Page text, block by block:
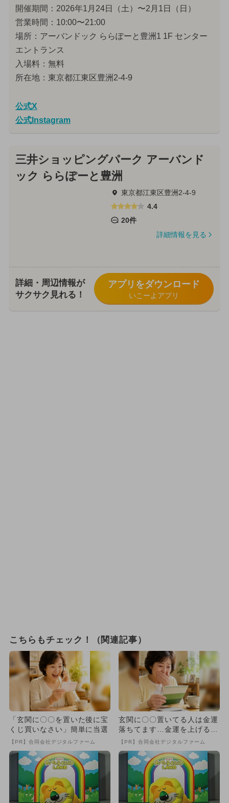
開催期間：2026年1月24日（土）〜2月1日（日）
営業時間：10:00〜21:00
場所：アーバンドック ららぽーと豊洲1 1F センター
エントランス
入場料：無料
所在地：東京都江東区豊洲2-4-9
公式X
公式Instagram
三井ショッピングパーク アーバンド
ック ららぽーと豊洲
東京都江東区豊洲2-4-9
4.4
20件
詳細情報を見る
詳細・周辺情報が
サクサク見れる！
アプリをダウンロード
いこーよアプリ
こちらもチェック！（関連記事）
「玄関に〇〇を置いた後に宝
くじ買いなさい」簡単に当選
【PR】合同会社デジタルファーム
玄関に〇〇置いてる人は金運
落ちてます…金運を上げる方
法とは
【PR】合同会社デジタルファーム